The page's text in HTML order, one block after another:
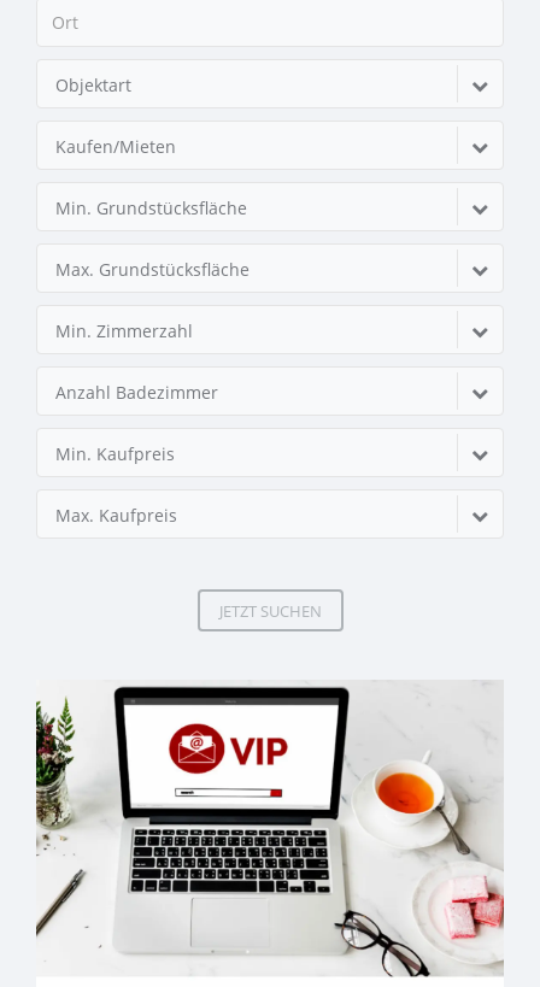
Objektart
Kaufen/Mieten
Min. Grundstücksfläche
Max. Grundstücksfläche
Min. Zimmerzahl
Anzahl Badezimmer
Min. Kaufpreis
Max. Kaufpreis
JETZT SUCHEN